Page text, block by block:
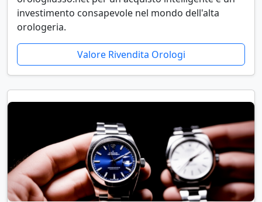
investimento consapevole nel mondo dell'alta
orologeria.
Valore Rivendita Orologi